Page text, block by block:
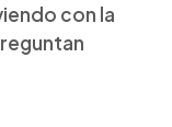
con la